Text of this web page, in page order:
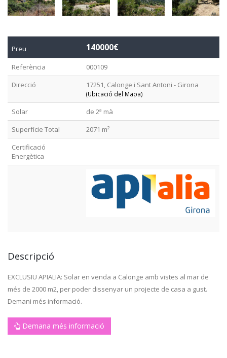
Preu 140000€
Referència
000109
Direcció
17251, Calonge i Sant Antoni - Girona
(Ubicació del Mapa)
Solar
de 2ª mà
Superfície Total
2071 m²
Certificació
Energètica
Descripció
EXCLUSIU APIALIA: Solar en venda a Calonge amb vistes al mar de
més de 2000 m2, per poder dissenyar un projecte de casa a gust.
Demani més informació.
Demana més informació